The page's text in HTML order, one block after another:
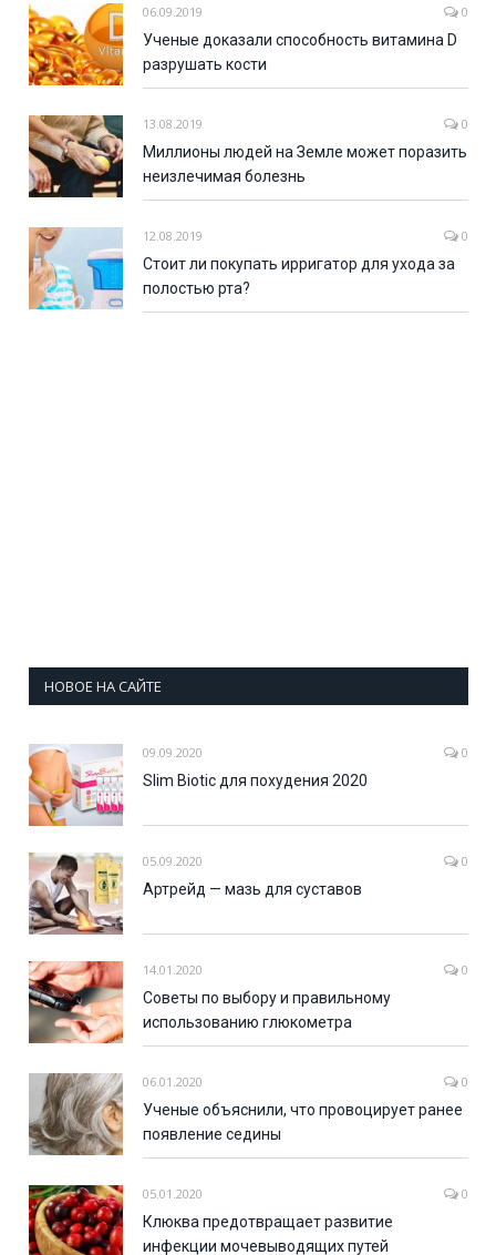
06.09.2019 0
Ученые доказали способность витамина D
разрушать кости
13.08.2019 0
Миллионы людей на Земле может поразить
неизлечимая болезнь
12.08.2019 0
Стоит ли покупать ирригатор для ухода за
полостью рта?
НОВОЕ НА САЙТЕ
09.09.2020 0
Slim Biotic для похудения 2020
05.09.2020 0
Артрейд — мазь для суставов
14.01.2020 0
Советы по выбору и правильному
использованию глюкометра
06.01.2020 0
Ученые объяснили, что провоцирует ранее
появление седины
05.01.2020 0
Клюква предотвращает развитие
инфекции мочевыводящих путей